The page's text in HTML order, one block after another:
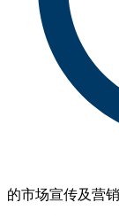
的市场宣传及营销